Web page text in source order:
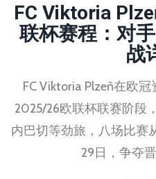
FC Viktoria
联杯赛程：对
战
FC Viktoria Plzeň在欧
2025/26欧联杯联赛阶段
内巴切等劲旅，八场比赛
29日，争夺晋